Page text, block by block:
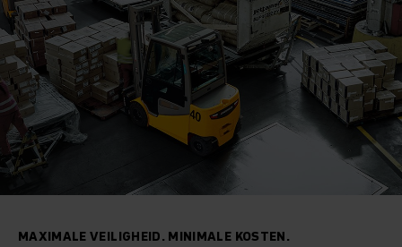
MAXIMALE VEILIGHEID. MINIMALE KOSTEN.